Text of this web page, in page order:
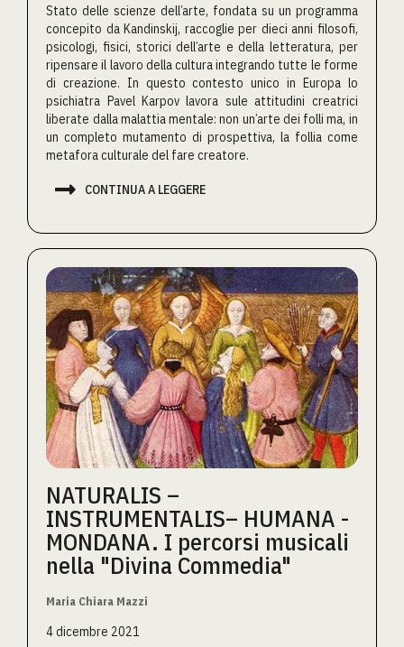
Stato delle scienze dell’arte, fondata su un programma
concepito da Kandinskij, raccoglie per dieci anni filosofi,
psicologi, fisici, storici dell’arte e della letteratura, per
ripensare il lavoro della cultura integrando tutte le forme
di creazione. In questo contesto unico in Europa lo
psichiatra Pavel Karpov lavora sule attitudini creatrici
liberate dalla malattia mentale: non un’arte dei folli ma, in
un completo mutamento di prospettiva, la follia come
metafora culturale del fare creatore.
 CONTINUA A LEGGERE
NATURALIS –
INSTRUMENTALIS– HUMANA -
MONDANA. I percorsi musicali
nella "Divina Commedia"
Maria Chiara Mazzi
4 dicembre 2021